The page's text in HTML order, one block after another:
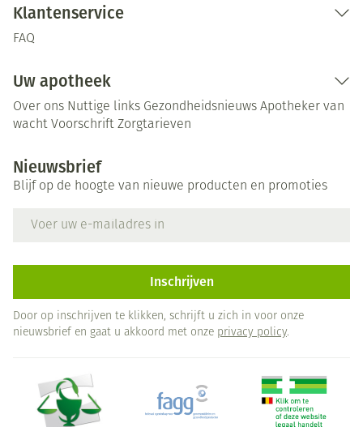
Klantenservice
FAQ
Uw apotheek
Over ons Nuttige links Gezondheidsnieuws Apotheker van
wacht Voorschrift Zorgtarieven
Nieuwsbrief
Blijf op de hoogte van nieuwe producten en promoties
Inschrijven
Door op inschrijven te klikken, schrijft u zich in voor onze
nieuwsbrief en gaat u akkoord met onze privacy policy.